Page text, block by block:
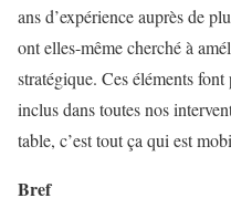
ans d’expérience auprès de
ont elles-même cherché à
stratégique. Ces éléments
inclus dans toutes nos
table, c’est tout ça qui est
Bref